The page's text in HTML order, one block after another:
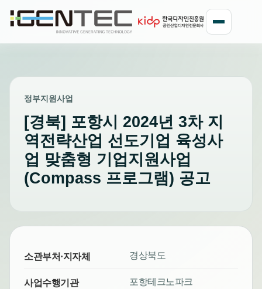
정부지원사업
[경북] 포항시 2024년 3차 지
역전략산업 선도기업 육성사
업 맞춤형 기업지원사업
(Compass 프로그램) 공고
소관부처·지자체 경상북도
사업수행기관 포항테크노파크